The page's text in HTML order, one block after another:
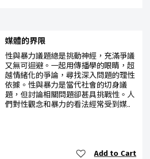
媒體的界限
性與暴力議題總是挑動神經，充滿爭議
又無可迴避。一起用傳播學的眼睛，超
越情緒化的爭論，尋找深入問題的理性
依據。性與暴力是當代社會的切身議
題，但討論相關問題卻甚具挑戰性。人
們對性觀念和暴力的看法經常受到媒..
Add to Cart